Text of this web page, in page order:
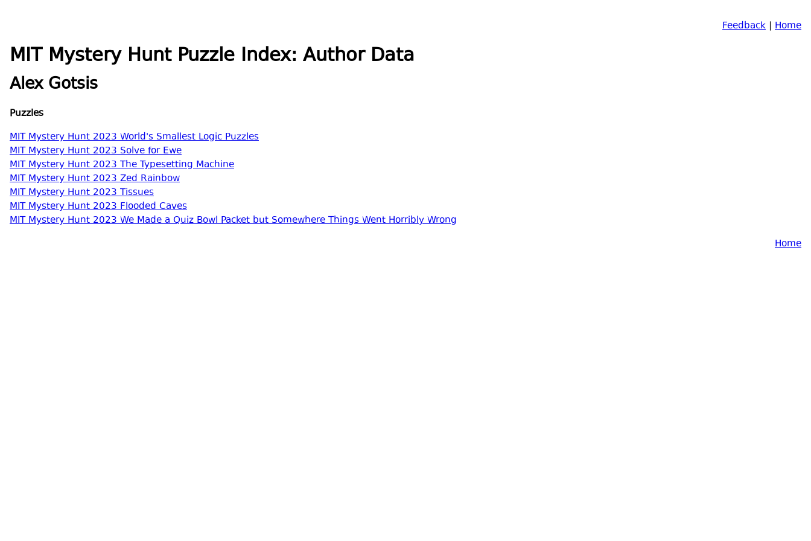
Feedback | Home
MIT Mystery Hunt Puzzle Index: Author Data
Alex Gotsis
Puzzles
MIT Mystery Hunt 2023 World's Smallest Logic Puzzles
MIT Mystery Hunt 2023 Solve for Ewe
MIT Mystery Hunt 2023 The Typesetting Machine
MIT Mystery Hunt 2023 Zed Rainbow
MIT Mystery Hunt 2023 Tissues
MIT Mystery Hunt 2023 Flooded Caves
MIT Mystery Hunt 2023 We Made a Quiz Bowl Packet but Somewhere Things Went Horribly Wrong
Home